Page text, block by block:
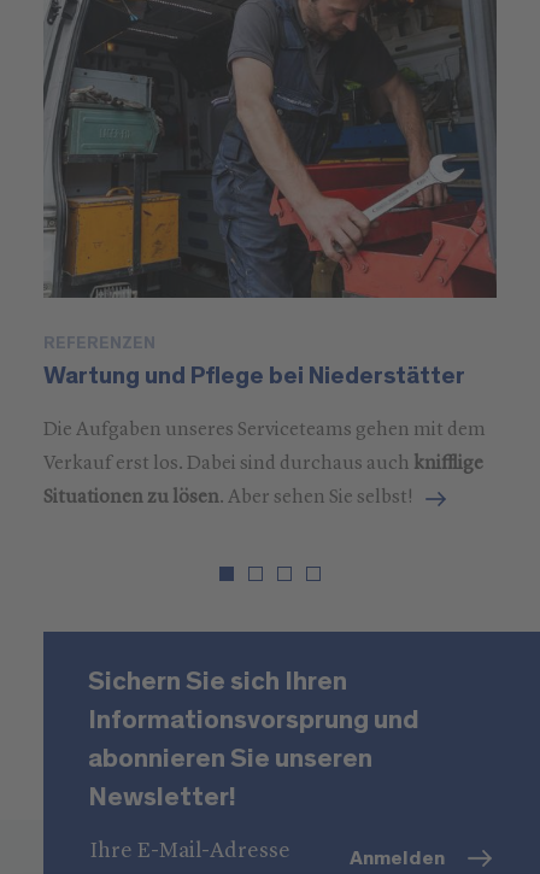
REFERENZEN
Wartung und Pflege bei Niederstätter
Die Aufgaben unseres Serviceteams gehen mit dem
Verkauf erst los. Dabei sind durchaus auch knifflige
Situationen zu lösen. Aber sehen Sie selbst!
Sichern Sie sich Ihren
Informationsvorsprung und
abonnieren Sie unseren
Newsletter!
Anmelden